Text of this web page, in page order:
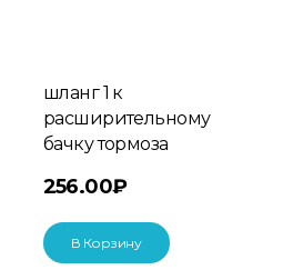
шланг 1 к
расширительному
бачку тормоза
256.00₽
В Корзину